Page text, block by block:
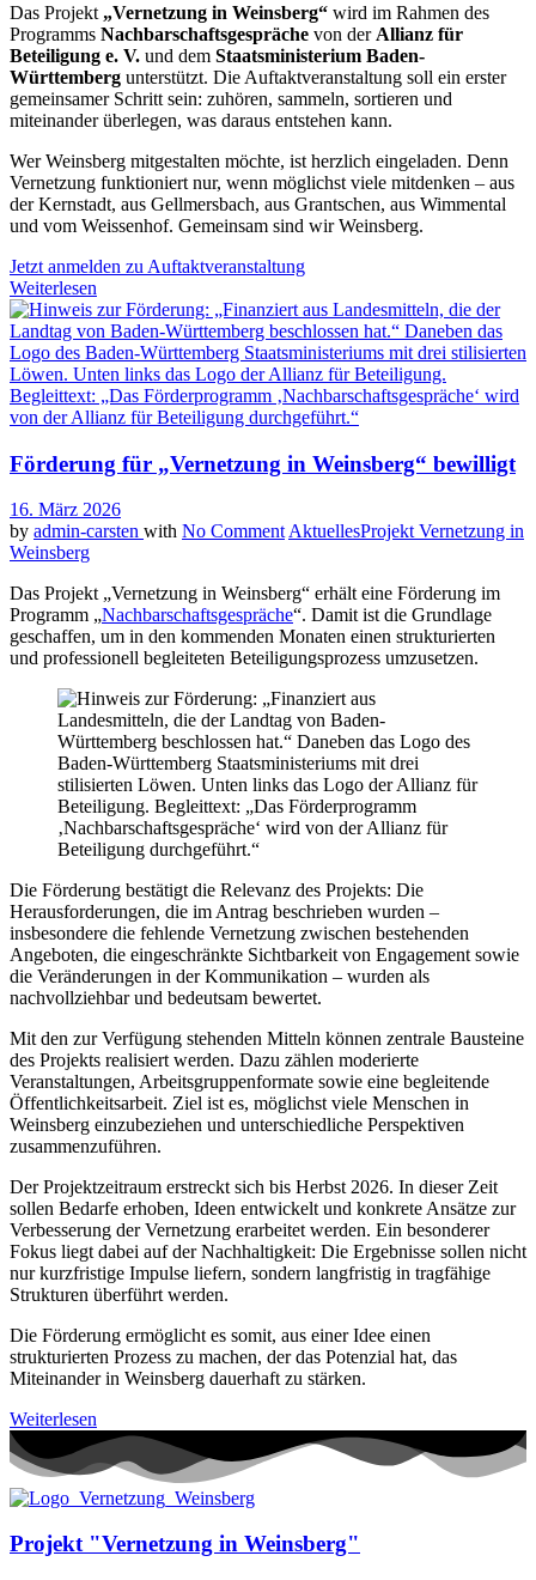
Das Projekt „Vernetzung in Weinsberg“ wird im Rahmen des
Programms Nachbarschaftsgespräche von der Allianz für
Beteiligung e. V. und dem Staatsministerium Baden-
Württemberg unterstützt. Die Auftaktveranstaltung soll ein erster
gemeinsamer Schritt sein: zuhören, sammeln, sortieren und
miteinander überlegen, was daraus entstehen kann.
Wer Weinsberg mitgestalten möchte, ist herzlich eingeladen. Denn
Vernetzung funktioniert nur, wenn möglichst viele mitdenken – aus
der Kernstadt, aus Gellmersbach, aus Grantschen, aus Wimmental
und vom Weissenhof. Gemeinsam sind wir Weinsberg.
Jetzt anmelden zu Auftaktveranstaltung
Weiterlesen
Förderung für „Vernetzung in Weinsberg“ bewilligt
16. März 2026
by admin-carsten with No Comment AktuellesProjekt Vernetzung in
Weinsberg
Das Projekt „Vernetzung in Weinsberg“ erhält eine Förderung im
Programm „Nachbarschaftsgespräche“. Damit ist die Grundlage
geschaffen, um in den kommenden Monaten einen strukturierten
und professionell begleiteten Beteiligungsprozess umzusetzen.
Die Förderung bestätigt die Relevanz des Projekts: Die
Herausforderungen, die im Antrag beschrieben wurden –
insbesondere die fehlende Vernetzung zwischen bestehenden
Angeboten, die eingeschränkte Sichtbarkeit von Engagement sowie
die Veränderungen in der Kommunikation – wurden als
nachvollziehbar und bedeutsam bewertet.
Mit den zur Verfügung stehenden Mitteln können zentrale Bausteine
des Projekts realisiert werden. Dazu zählen moderierte
Veranstaltungen, Arbeitsgruppenformate sowie eine begleitende
Öffentlichkeitsarbeit. Ziel ist es, möglichst viele Menschen in
Weinsberg einzubeziehen und unterschiedliche Perspektiven
zusammenzuführen.
Der Projektzeitraum erstreckt sich bis Herbst 2026. In dieser Zeit
sollen Bedarfe erhoben, Ideen entwickelt und konkrete Ansätze zur
Verbesserung der Vernetzung erarbeitet werden. Ein besonderer
Fokus liegt dabei auf der Nachhaltigkeit: Die Ergebnisse sollen nicht
nur kurzfristige Impulse liefern, sondern langfristig in tragfähige
Strukturen überführt werden.
Die Förderung ermöglicht es somit, aus einer Idee einen
strukturierten Prozess zu machen, der das Potenzial hat, das
Miteinander in Weinsberg dauerhaft zu stärken.
Weiterlesen
Projekt "Vernetzung in Weinsberg"